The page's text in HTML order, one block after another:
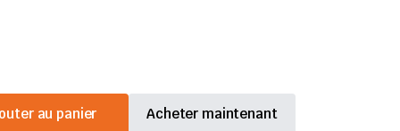
au panier Acheter maintenant